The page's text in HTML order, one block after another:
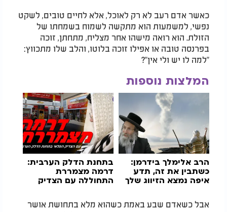
כאשר אדם רעב לא רק לאוכל, אלא לחיים טובים, לשקט
נפשי, למשמעות הוא מתקשה לשמוח בשמחתו של
הזולת. הוא רואה מישהו אחר מצליח, מתחתן, זוכה
בפרנסה טובה או אפילו זוכה בלוטו, והלב שלו מתכווץ:
"למה לו יש ולי אין?"
המלצות נוספות
הרב אלימלך בידרמן:
כשתבין את זה, תדע
איפה נמצא הזיווג שלך
בתחנת הדלק הערבית:
דרמה מצמררת
התחוללה עם הצדיק
אבל כשאדם שבע באמת כשהוא מלא בתחושת אושר